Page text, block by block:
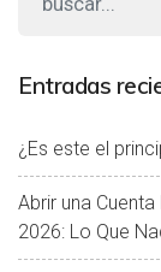
Entradas
¿Es este el
Abrir una
2026: Lo Que